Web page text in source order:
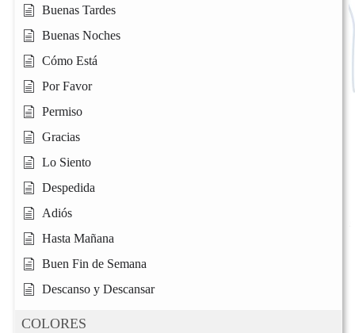
Buenas Tardes
Buenas Noches
Cómo Está
Por Favor
Permiso
Gracias
Lo Siento
Despedida
Adiós
Hasta Mañana
Buen Fin de Semana
Descanso y Descansar
COLORES